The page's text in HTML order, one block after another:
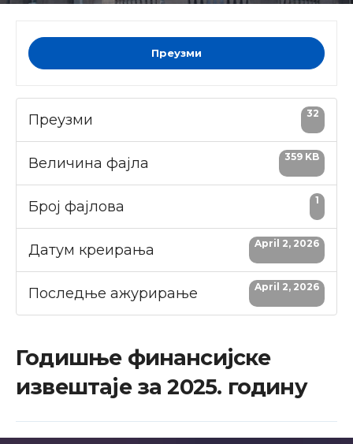
Преузми
Преузми 32
Величина фајла 359 KB
Број фајлова 1
Датум креирања April 2, 2026
Последње ажурирање April 2, 2026
Годишње финансијске
извештаје за 2025. годину